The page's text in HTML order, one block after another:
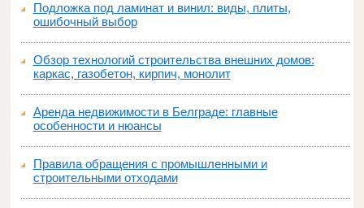
Подложка под ламинат и винил: виды, плиты,
ошибочный выбор
Обзор технологий строительства внешних домов:
каркас, газобетон, кирпич, монолит
Аренда недвижимости в Белграде: главные
особенности и нюансы
Правила обращения с промышленными и
строительными отходами